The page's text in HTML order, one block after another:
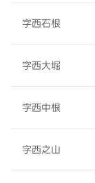
字西石根
字西大堀
字西中根
字西之山